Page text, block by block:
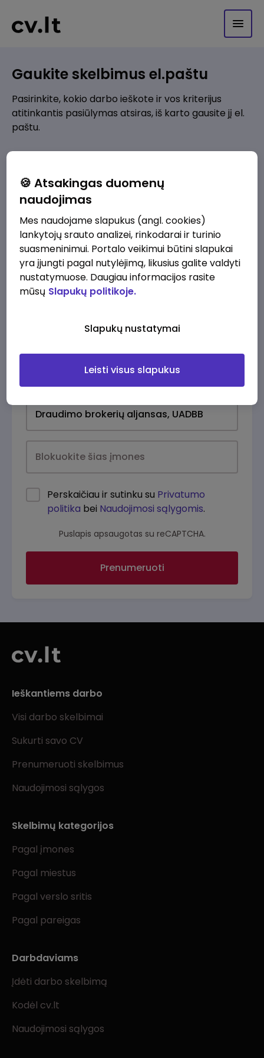
Gaukite skelbimus el.paštu
Pasirinkite, kokio darbo ieškote ir vos kriterijus
atitinkantis pasiūlymas atsiras, iš karto gausite jį el.
paštu.
Pridėti naują
Kokios srities darbo pasiūlymai jus domina?
Pridėti naują
Perskaičiau ir sutinku su Privatumo
politika bei Naudojimosi sąlygomis.
Puslapis apsaugotas su reCAPTCHA.
Prenumeruoti
Ieškantiems darbo
Visi darbo skelbimai
Sukurti savo CV
Prenumeruoti skelbimus
Naudojimosi sąlygos
Skelbimų kategorijos
Pagal įmones
Pagal miestus
Pagal verslo sritis
Pagal pareigas
Darbdaviams
Įdėti darbo skelbimą
Kodėl cv.lt
Naudojimosi sąlygos
🍪 Atsakingas duomenų
naudojimas
Mes naudojame slapukus (angl. cookies)
lankytojų srauto analizei, rinkodarai ir turinio
suasmeninimui. Portalo veikimui būtini slapukai
yra įjungti pagal nutylėjimą, likusius galite valdyti
nustatymuose. Daugiau informacijos rasite
mūsų Slapukų politikoje.
Slapukų nustatymai
Leisti visus slapukus